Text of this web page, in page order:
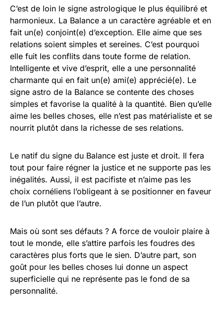
C’est de loin le signe astrologique le plus équilibré et
harmonieux. La Balance a un caractère agréable et en
fait un(e) conjoint(e) d’exception. Elle aime que ses
relations soient simples et sereines. C’est pourquoi
elle fuit les conflits dans toute forme de relation.
Intelligente et vive d’esprit, elle a une personnalité
charmante qui en fait un(e) ami(e) apprécié(e). Le
signe astro de la Balance se contente des choses
simples et favorise la qualité à la quantité. Bien qu’elle
aime les belles choses, elle n’est pas matérialiste et se
nourrit plutôt dans la richesse de ses relations.
Le natif du signe du Balance est juste et droit. Il fera
tout pour faire régner la justice et ne supporte pas les
inégalités. Aussi, il est pacifiste et n’aime pas les
choix cornéliens l’obligeant à se positionner en faveur
de l’un plutôt que l’autre.
Mais où sont ses défauts ? A force de vouloir plaire à
tout le monde, elle s’attire parfois les foudres des
caractères plus forts que le sien. D’autre part, son
goût pour les belles choses lui donne un aspect
superficielle qui ne représente pas le fond de sa
personnalité.